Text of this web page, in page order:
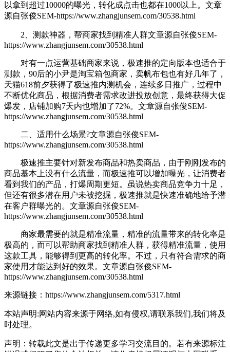
以拿到超过10000的曝光，转化成点击也都在1000以上。 文章
源自张俊SEM-https://www.zhangjunsem.com/30538.html
2、测款神器，帮商家找到精准人群文章源自张俊SEM-
https://www.zhangjunsem.com/30538.html
对有一点运营基础商家来说，极速推的定向版本也适合于
测款，90后的小尹是淘宝箱包商家，卖帆布包也有好几年了，
天猫618前夕获得了极速推内测机会，连续多日推广，过程中
不断优化商品，根据消费者需求改进投放创意，最终获得大促
爆发，店铺加购7天内也增加了72%。 文章源自张俊SEM-
https://www.zhangjunsem.com/30538.html
二、适用什么场景?文章源自张俊SEM-
https://www.zhangjunsem.com/30538.html
极速推主要针对新发布商品和热卖商品，由于刚刚发布的
商品基本上没有什么流量，而极速推可以增加曝光，让消费者
看到我们的产品，打爆周期更短。虽说热卖商品竞争力十足，
但还有很多潜在用户未被挖掘，极速推就是快速准确地给予潜
在客户群曝光的。 文章源自张俊SEM-
https://www.zhangjunsem.com/30538.html
商家最需要的就是精准流量，精准的流量带来的转化率是
极高的，而可以帮助商家找到精准人群，获得精准流量，使用
这款工具，能够得到更高的转化率。不过，只有符合需求的商
家使用才能达到好的效果。 文章源自张俊SEM-
https://www.zhangjunsem.com/30538.html
来源链接：https://www.zhangjunsem.com/5317.html
本站声明:网站内容来源于网络,如有侵权,请联系我们,我们将及
时处理。
声明：转载此文是出于传递更多学习交流目的。若有来源标注